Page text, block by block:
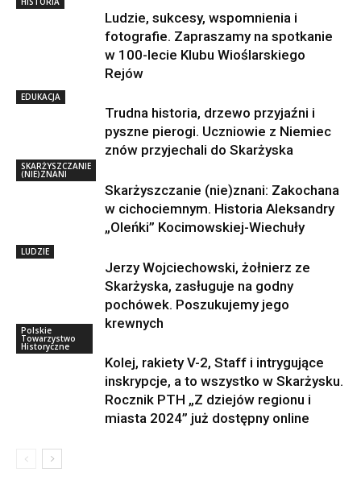
Ludzie, sukcesy, wspomnienia i
fotografie. Zapraszamy na spotkanie
w 100-lecie Klubu Wioślarskiego
Rejów
EDUKACJA
Trudna historia, drzewo przyjaźni i
pyszne pierogi. Uczniowie z Niemiec
znów przyjechali do Skarżyska
SKARŻYSZCZANIE
(NIE)ZNANI
Skarżyszczanie (nie)znani: Zakochana
w cichociemnym. Historia Aleksandry
„Oleńki” Kocimowskiej-Wiechuły
LUDZIE
Jerzy Wojciechowski, żołnierz ze
Skarżyska, zasługuje na godny
pochówek. Poszukujemy jego
krewnych
Polskie
Towarzystwo
Historyczne
Kolej, rakiety V-2, Staff i intrygujące
inskrypcje, a to wszystko w Skarżysku.
Rocznik PTH „Z dziejów regionu i
miasta 2024” już dostępny online